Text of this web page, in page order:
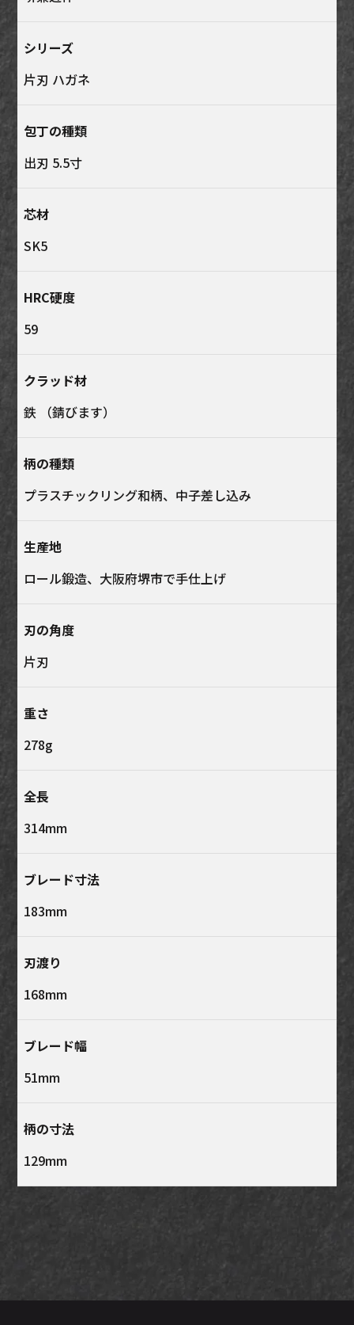
シリーズ
片刃 ハガネ
包丁の種類
出刃 5.5寸
芯材
SK5
HRC硬度
59
クラッド材
鉄 （錆びます）
柄の種類
プラスチックリング和柄、中子差し込み
生産地
ロール鍛造、大阪府堺市で手仕上げ
刃の角度
片刃
重さ
278g
全長
314mm
ブレード寸法
183mm
刃渡り
168mm
ブレード幅
51mm
柄の寸法
129mm